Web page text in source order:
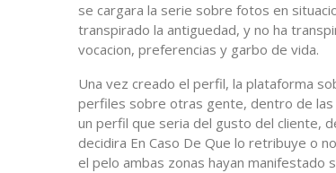
se cargara la serie sobre fotos en
transpirado la antiguedad, y no ha
vocacion, preferencias y garbo de vida.
Una vez creado el perfil, la plataforma
perfiles sobre otras gente, dentro de las
un perfil que seri­a del gusto del cliente,
decidira En Caso De Que lo retribuye o
el pelo ambas zonas hayan manifestado